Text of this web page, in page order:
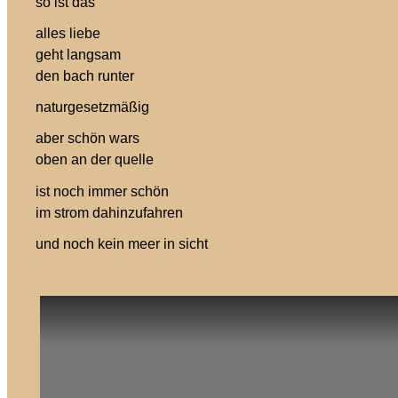
alles liebe
geht langsam
den bach runter
naturgesetzmäßig
aber schön wars
oben an der quelle
ist noch immer schön
im strom dahinzufahren
und noch kein meer in sicht